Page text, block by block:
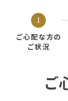
1
ご心配な方の
ご状況
ご